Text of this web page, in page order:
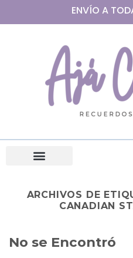
ENVÍO A
ARCHIVOS DE
CANADIAN
No se Encontró